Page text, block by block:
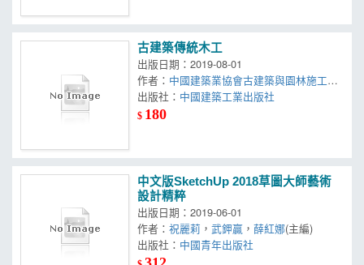
古建築傳統木工
出版日期：2019-08-01
作者： 中國建築業協會古建築與園林施工分
會
出版社： 中國建築工業出版社
$ 180
中文版SketchUp 2018草圖大師藝術
設計精粹
出版日期：2019-06-01
作者：祝麗莉 ，武鉀贏 ，薛紅娜(主編)
出版社： 中國青年出版社